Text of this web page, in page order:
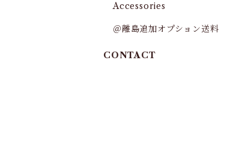
Accessories
＠離島追加オプション送料
CONTACT